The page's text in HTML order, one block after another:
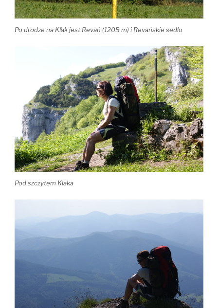
Po drodze na Kľak jest Revań (1205 m) i Revańskie sedlo
Pod szczytem Kľaka